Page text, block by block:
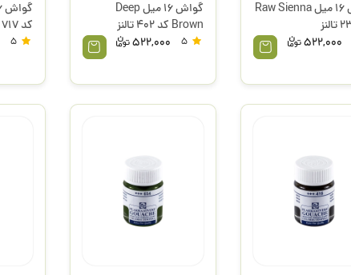
گواش 16 میل Raw Sienna
522,000
گواش 16 میل Deep
Brown کد 402 تالنز
522,000
کد 717 تالنز
5